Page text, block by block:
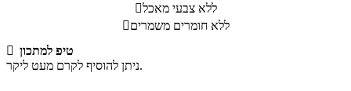
ללא צבעי מאכל
ללא חומרים משמרים
 טיפ למתכון
ניתן להוסיף לקרם מעט ליקר.